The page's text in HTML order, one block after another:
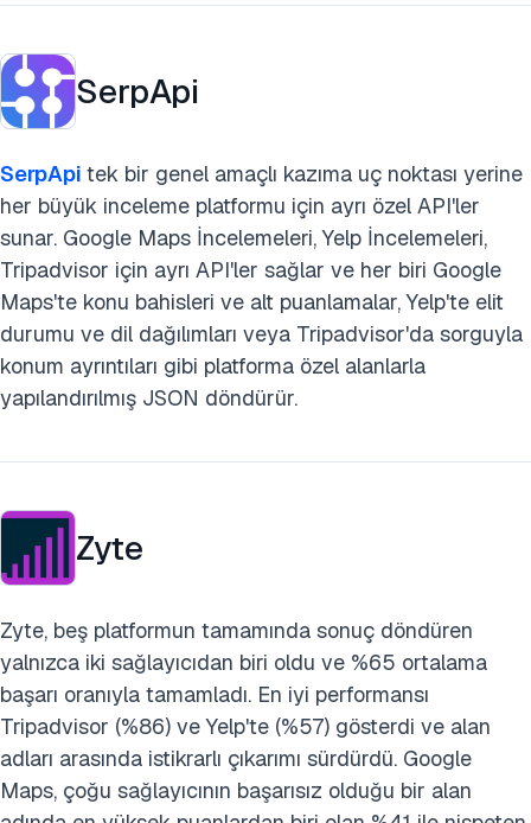
SerpApi
SerpApi tek bir genel amaçlı kazıma uç noktası yerine
her büyük inceleme platformu için ayrı özel API'ler
sunar. Google Maps İncelemeleri, Yelp İncelemeleri,
Tripadvisor için ayrı API'ler sağlar ve her biri Google
Maps'te konu bahisleri ve alt puanlamalar, Yelp'te elit
durumu ve dil dağılımları veya Tripadvisor'da sorguyla
konum ayrıntıları gibi platforma özel alanlarla
yapılandırılmış JSON döndürür.
Zyte
Zyte, beş platformun tamamında sonuç döndüren
yalnızca iki sağlayıcıdan biri oldu ve %65 ortalama
başarı oranıyla tamamladı. En iyi performansı
Tripadvisor (%86) ve Yelp'te (%57) gösterdi ve alan
adları arasında istikrarlı çıkarımı sürdürdü. Google
Maps, çoğu sağlayıcının başarısız olduğu bir alan